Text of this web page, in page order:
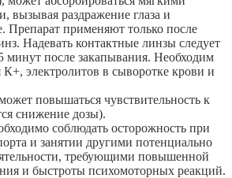
вызывая раздражение глаза и
Препарат применяют только после
Надевать контактные линзы следует
минут после закапывания. Необходим
К+, электролитов в сыворотке крови и
повышаться чувствительность к
снижение дозы).
соблюдать осторожность при
и занятии другими потенциально
требующими повышенной
и быстроты психомоторных реакций.